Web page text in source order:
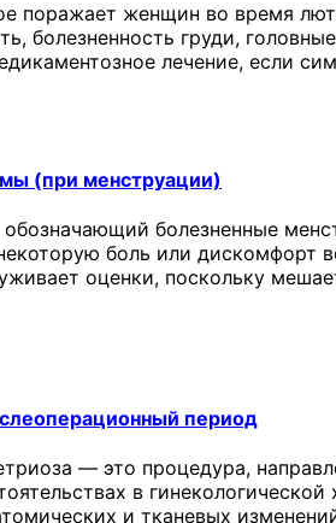
женщин во время
болезненность груди,
лечение, если
(при менструации)
болезненные
боль или дискомфорт
оценки, поскольку
период
— это процедура,
в
и тканевых